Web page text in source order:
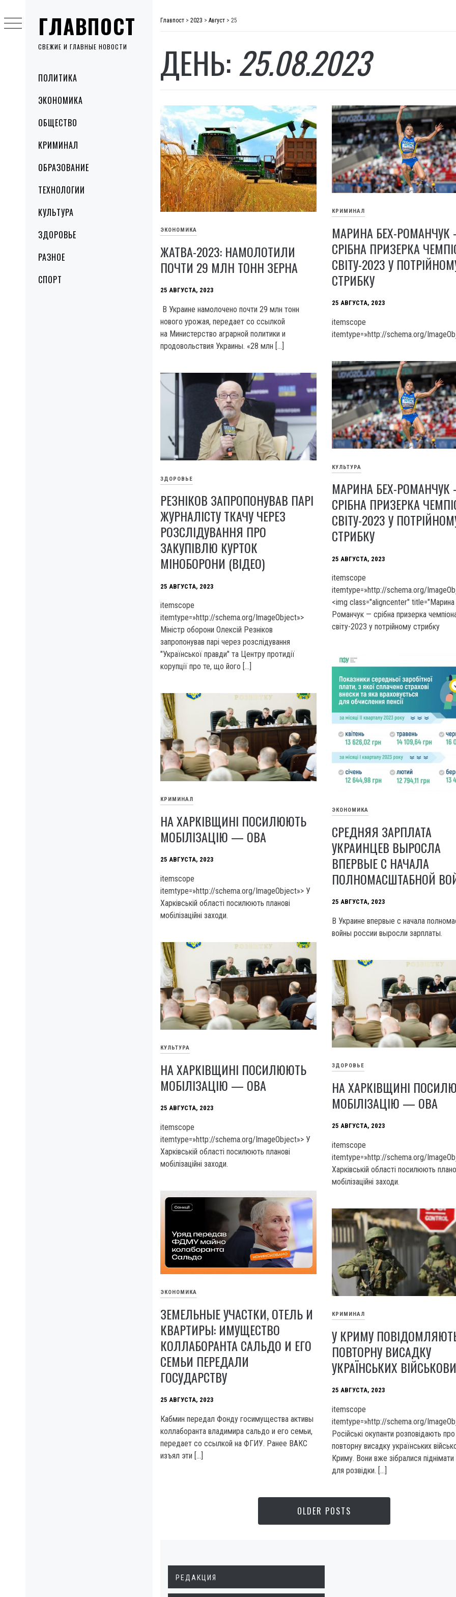
ГЛАВПОСТ
СВЕЖИЕ И ГЛАВНЫЕ НОВОСТИ
MenuПОЛИТИКА
ЭКОНОМИКА
ОБЩЕСТВО
КРИМИНАЛ
ОБРАЗОВАНИЕ
ТЕХНОЛОГИИ
КУЛЬТУРА
ЗДОРОВЬЕ
РАЗНОЕ
СПОРТ
to
content
Главпост > 2023 > Август > 25
ДЕНЬ:25.08.2023
ЭКОНОМИКА
ЖАТВА-2023: НАМОЛОТИЛИ
ПОЧТИ 29 МЛН ТОНН ЗЕРНА
25 АВГУСТА, 2023
В Украине намолочено почти 29 млн тонн
нового урожая, передает со ссылкой
на Министерство аграрной политики и
продовольствия Украины. «28 млн […]
КРИМИНАЛ
МАРИНА БЕХ-
СРІБНА ПРИЗЕРКА
СВІТУ-2023 У
СТРИБКУ
25 АВГУСТА, 2023
itemscope
itemtype=»http://schema.org/
КУЛЬТУРА
МАРИНА БЕХ-
СРІБНА ПРИЗЕРКА
СВІТУ-2023 У
СТРИБКУ
25 АВГУСТА, 2023
itemscope
itemtype=»http://schema.org/
<img class="aligncenter"
Романчук — срібна призерка
світу-2023 у потрійному стрибку
ЗДОРОВЬЕ
РЕЗНІКОВ ЗАПРОПОНУВАВ ПАРІ
ЖУРНАЛІСТУ ТКАЧУ ЧЕРЕЗ
РОЗСЛІДУВАННЯ ПРО
ЗАКУПІВЛЮ КУРТОК
МІНОБОРОНИ (ВІДЕО)
25 АВГУСТА, 2023
itemscope
itemtype=»http://schema.org/ImageObject»>
Міністр оборони Олексій Резніков
запропонував парі через розслідування
"Української правди" та Центру протидії
корупції про те, що його […]
ЭКОНОМИКА
СРЕДНЯЯ ЗАРПЛАТА
УКРАИНЦЕВ ВЫРОСЛА
ВПЕРВЫЕ С НАЧАЛА
ПОЛНОМАСШТАБНОЙ
25 АВГУСТА, 2023
В Украине впервые с начала
войны россии выросли зарплаты.
КРИМИНАЛ
НА ХАРКІВЩИНІ ПОСИЛЮЮТЬ
МОБІЛІЗАЦІЮ — ОВА
25 АВГУСТА, 2023
itemscope
itemtype=»http://schema.org/ImageObject»> У
Харківській області посилюють планові
мобілізаційні заходи.
КУЛЬТУРА
НА ХАРКІВЩИНІ ПОСИЛЮЮТЬ
МОБІЛІЗАЦІЮ — ОВА
25 АВГУСТА, 2023
itemscope
itemtype=»http://schema.org/ImageObject»> У
Харківській області посилюють планові
мобілізаційні заходи.
ЗДОРОВЬЕ
НА ХАРКІВЩИНІ
МОБІЛІЗАЦІЮ — ОВА
25 АВГУСТА, 2023
itemscope
itemtype=»http://schema.org/
Харківській області посилюють
мобілізаційні заходи.
ЭКОНОМИКА
ЗЕМЕЛЬНЫЕ УЧАСТКИ, ОТЕЛЬ И
КВАРТИРЫ: ИМУЩЕСТВО
КОЛЛАБОРАНТА САЛЬДО И ЕГО
СЕМЬИ ПЕРЕДАЛИ
ГОСУДАРСТВУ
25 АВГУСТА, 2023
Кабмин передал Фонду госимущества активы
коллаборанта владимира сальдо и его семьи,
передает со ссылкой на ФГИУ. Ранее ВАКС
изъял эти […]
КРИМИНАЛ
У КРИМУ
ПОВТОРНУ ВИСАДКУ
УКРАЇНСЬКИХ
25 АВГУСТА, 2023
itemscope
itemtype=»http://schema.org/
Російські окупанти розповідають про
повторну висадку українських
Криму. Вони вже зібралися
для розвідки. […]
OLDER POSTS
РЕДАКЦИЯ